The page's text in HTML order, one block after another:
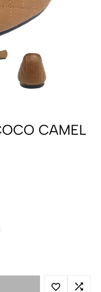
CAMEL